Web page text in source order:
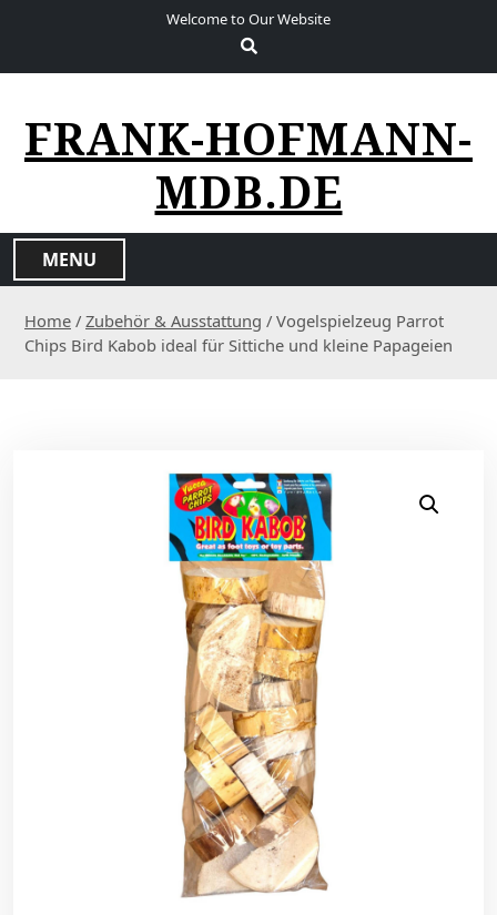
Welcome to Our Website
FRANK-HOFMANN-
MDB.DE
MENU
Home / Zubehör & Ausstattung / Vogelspielzeug Parrot
Chips Bird Kabob ideal für Sittiche und kleine Papageien